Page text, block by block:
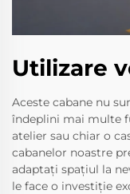
Utilizare
Aceste cabane nu
îndeplini mai multe
atelier sau chiar o
cabanelor noastre
adaptați spațiul la
le face o investiție